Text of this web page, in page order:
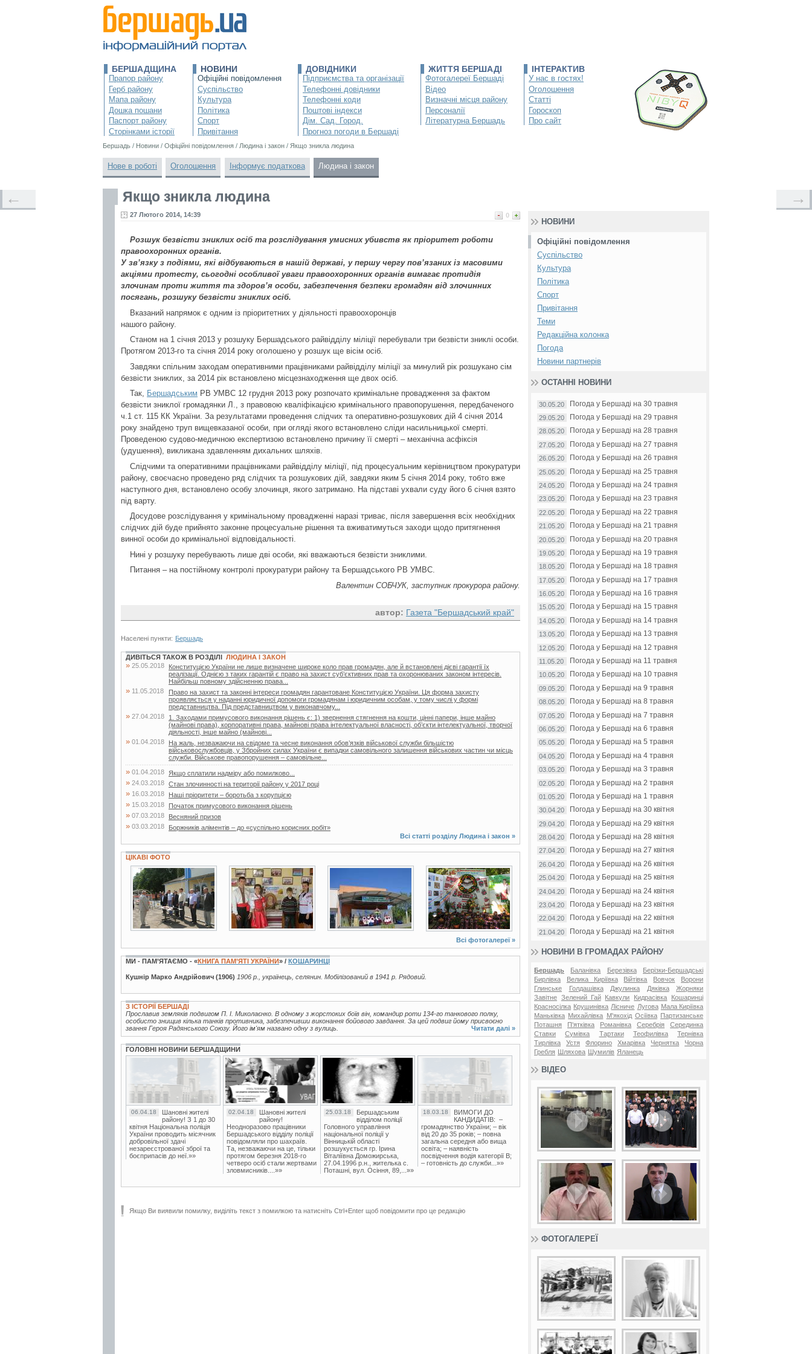
БЕРШАДЩИНА
Прапор району
Герб району
Мапа району
Дошка пошани
Паспорт району
Сторінками історії
НОВИНИ
Офіційні повідомлення
Суспільство
Культура
Політика
Спорт
Привітання
ДОВІДНИКИ
Підприємства та організації
Телефонні довідники
Телефонні коди
Поштові індекси
Дім. Сад. Город.
Прогноз погоди в Бершаді
ЖИТТЯ БЕРШАДІ
Фотогалереї Бершаді
Відео
Визначні місця району
Персоналії
Літературна Бершадь
ІНТЕРАКТИВ
У нас в гостях!
Оголошення
Статті
Гороскоп
Про сайт
Бершадь / Новини / Офіційні повідомлення / Людина і закон / Якщо зникла людина
Нове в роботі Оголошення Інформує податкова Людина і закон
Якщо зникла людина
0
27 Лютого 2014, 14:39
Розшук безвісти зниклих осіб та розслідування умисних убивств як пріоритет роботи
правоохоронних органів.
У зв’язку з подіями, які відбуваються в нашій державі, у першу чергу пов’язаних із масовими
акціями протесту, сьогодні особливої уваги правоохоронних органів вимагає протидія
злочинам проти життя та здоров’я особи, забезпечення безпеки громадян від злочинних
посягань, розшуку безвісти зниклих осіб.
Вказаний напрямок є одним із пріоритетних у діяльності правоохоронців
нашого району.
Станом на 1 січня 2013 у розшуку Бершадського райвідділу міліції перебували три безвісти зниклі особи.
Протягом 2013-го та січня 2014 року оголошено у розшук ще вісім осіб.
Завдяки спільним заходам оперативними працівниками райвідділу міліції за минулий рік розшукано сім
безвісти зниклих, за 2014 рік встановлено місцезнаходження ще двох осіб.
Так, Бершадським РВ УМВС 12 грудня 2013 року розпочато кримінальне провадження за фактом
безвісти зниклої громадянки Л., з правовою кваліфікацією кримінального правопорушення, передбаченого
ч.1 ст. 115 КК України. За результатами проведення слідчих та оперативно-розшукових дій 4 січня 2014
року знайдено труп вищевказаної особи, при огляді якого встановлено сліди насильницької смерті.
Проведеною судово-медичною експертизою встановлено причину її смерті – механічна асфіксія
(удушення), викликана здавленням дихальних шляхів.
Слідчими та оперативними працівниками райвідділу міліції, під процесуальним керівництвом прокуратури
району, своєчасно проведено ряд слідчих та розшукових дій, завдяки яким 5 січня 2014 року, тобто вже
наступного дня, встановлено особу злочинця, якого затримано. На підставі ухвали суду його 6 січня взято
під варту.
Досудове розслідування у кримінальному провадженні наразі триває, після завершення всіх необхідних
слідчих дій буде прийнято законне процесуальне рішення та вживатимуться заходи щодо притягнення
винної особи до кримінальної відповідальності.
Нині у розшуку перебувають лише дві особи, які вважаються безвісти зниклими.
Питання – на постійному контролі прокуратури району та Бершадського РВ УМВС.
Валентин СОБЧУК, заступник прокурора району.
автор: Газета "Бершадський край"
Населені пункти: Бершадь
← →
ДИВІТЬСЯ ТАКОЖ В РОЗДІЛІ ЛЮДИНА І ЗАКОН
» 25.05.2018
Конституцією України не лише визначене широке коло прав громадян, але й встановлені дієві гарантії їх
реалізації. Однією з таких гарантій є право на захист суб’єктивних прав та охоронюваних законом інтересів.
Найбільш повному здійсненню права...
» 11.05.2018
Право на захист та законні інтереси громадян гарантоване Конституцією України. Ця форма захисту
проявляється у наданні юридичної допомоги громадянам і юридичним особам, у тому числі у формі
представництва. Під представництвом у виконавчому...
» 27.04.2018
1. Заходами примусового виконання рішень є: 1) звернення стягнення на кошти, цінні папери, інше майно
(майнові права), корпоративні права, майнові права інтелектуальної власності, об’єкти інтелектуальної, творчої
діяльності, інше майно (майнові...
» 01.04.2018
На жаль, незважаючи на свідоме та чесне виконання обов’язків військової служби більшістю
військовослужбовців, у Збройних силах України є випадки самовільного залишення військових частин чи місць
служби. Військове правопорушення – самовільне...
» 01.04.2018 Якщо сплатили надміру або помилково...
» 24.03.2018 Стан злочинності на території району у 2017 році
» 16.03.2018 Наші пріоритети – боротьба з корупцією
» 15.03.2018 Початок примусового виконання рішень
» 07.03.2018 Весняний призов
» 03.03.2018
Боржників аліментів – до «суспільно корисних робіт»
Всі статті розділу Людина і закон »
ЦІКАВІ ФОТО
3 фото 5 фото 15 фото
Всі фотогалереї »
МИ - ПАМ’ЯТАЄМО - «КНИГА ПАМ’ЯТІ УКРАЇНИ» / КОШАРИНЦІ
Кушнір Марко Андрійович (1906) 1906 р., українець, селянин. Мобілізований в 1941 р. Рядовий.
З ІСТОРІЇ БЕРШАДІ
Прославив земляків подвигом П. І. Миколаєнко. В одному з жорстоких боїв він, командир роти 134-го танкового полку,
особисто знищив кілька танків противника, забезпечивши виконання бойового завдання. За цей подвиг йому присвоєно
звання Героя Радянського Союзу. Його ім'ям названо одну з вулиць.
Читати далі »
ГОЛОВНІ НОВИНИ БЕРШАДЩИНИ
06.04.18
Шановні жителі
району! З 1 до 30
квітня Національна поліція
України проводить місячник
добровільної здачі
незареєстрованої зброї та
боєприпасів до неї.»»
02.04.18
Шановні жителі
району!
Неодноразово працівники
Бершадського відділу поліції
повідомляли про шахраїв.
Та, незважаючи на це, тільки
протягом березня 2018-го
четверо осіб стали жертвами
зловмисників....»»
25.03.18
Бершадським
відділом поліції
Головного управління
національної поліції у
Вінницькій області
розшукується гр. Ірина
Віталіївна Доможирська,
27.04.1996 р.н., жителька с.
Поташні, вул. Осіння, 89,...»»
18.03.18
ВИМОГИ ДО
КАНДИДАТІВ: –
громадянство України; – вік
від 20 до 35 років; – повна
загальна середня або вища
освіта; – наявність
посвідчення водія категорії В;
– готовність до служби...»»
Якщо Ви виявили помилку, виділіть текст з помилкою та натисніть Ctrl+Enter щоб повідомити про це редакцію
НОВИНИ
Офіційні повідомлення
Суспільство
Культура
Політика
Спорт
Привітання
Теми
Редакційна колонка
Погода
Новини партнерів
ОСТАННІ НОВИНИ
30.05.20 Погода у Бершаді на 30 травня
29.05.20 Погода у Бершаді на 29 травня
28.05.20 Погода у Бершаді на 28 травня
27.05.20 Погода у Бершаді на 27 травня
26.05.20 Погода у Бершаді на 26 травня
25.05.20 Погода у Бершаді на 25 травня
24.05.20 Погода у Бершаді на 24 травня
23.05.20 Погода у Бершаді на 23 травня
22.05.20 Погода у Бершаді на 22 травня
21.05.20 Погода у Бершаді на 21 травня
20.05.20 Погода у Бершаді на 20 травня
19.05.20 Погода у Бершаді на 19 травня
18.05.20 Погода у Бершаді на 18 травня
17.05.20 Погода у Бершаді на 17 травня
16.05.20 Погода у Бершаді на 16 травня
15.05.20 Погода у Бершаді на 15 травня
14.05.20 Погода у Бершаді на 14 травня
13.05.20 Погода у Бершаді на 13 травня
12.05.20 Погода у Бершаді на 12 травня
11.05.20 Погода у Бершаді на 11 травня
10.05.20 Погода у Бершаді на 10 травня
09.05.20 Погода у Бершаді на 9 травня
08.05.20 Погода у Бершаді на 8 травня
07.05.20 Погода у Бершаді на 7 травня
06.05.20 Погода у Бершаді на 6 травня
05.05.20 Погода у Бершаді на 5 травня
04.05.20 Погода у Бершаді на 4 травня
03.05.20 Погода у Бершаді на 3 травня
02.05.20 Погода у Бершаді на 2 травня
01.05.20 Погода у Бершаді на 1 травня
30.04.20 Погода у Бершаді на 30 квітня
29.04.20 Погода у Бершаді на 29 квітня
28.04.20 Погода у Бершаді на 28 квітня
27.04.20 Погода у Бершаді на 27 квітня
26.04.20 Погода у Бершаді на 26 квітня
25.04.20 Погода у Бершаді на 25 квітня
24.04.20 Погода у Бершаді на 24 квітня
23.04.20 Погода у Бершаді на 23 квітня
22.04.20 Погода у Бершаді на 22 квітня
21.04.20 Погода у Бершаді на 21 квітня
НОВИНИ В ГРОМАДАХ РАЙОНУ
Бершадь Баланівка Березівка
Берізки-Бершадські
Бирлівка
Велика Киріївка Війтівка Вовчок
Ворони
Глинське
Голдашівка Джулинка Дяківка
Жорняки
Завітне Зелений Гай Кавкули Кидрасівка
Кошаринці
Красносілка Крушинівка Лісниче Лугова Мала Киріївка
Маньківка Михайлівка М'якохід Осіївка
Партизанське
Поташня
П'ятківка Романівка Серебрія
Серединка
Ставки
Сумівка Тартаки Теофилівка
Тернівка
Тирлівка
Устя Флорино Хмарівка Чернятка
Чорна
Гребля
Шляхова Шумилів Яланець
ВІДЕО
ФОТОГАЛЕРЕЇ